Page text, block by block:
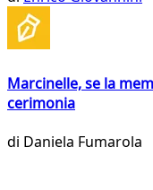
Marcinelle, se la
cerimonia
di Daniela Fumarola